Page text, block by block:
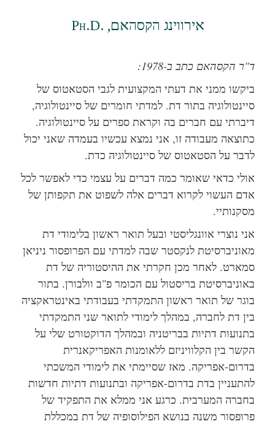
אירווינג הקסהאם, Ph.D.‎
ד"ר הקסהאם כתב ב-1978:
ביקשו ממני את דעתי המקצועית לגבי הסטאטוס של
סיינטולוגיה בתור דת. למדתי חומרים של סיינטולוגיה,
דיברתי עם חברים בה וקראת ספרים על סיינטולוגיה.
כתוצאה מעבודה זו, אני נמצא עכשיו בעמדה שאני יכול
לדבר על הסטאטוס של סיינטולוגיה כדת.
אולי כדאי שאומר כמה דברים על עצמי כדי לאפשר לכל
אדם העשוי לקרוא דברים אלה לשפוט את תקפותן של
מסקנותיי.
אני נוצרי אוונגליסטי ובעל תואר ראשון בלימודי דת
מאוניברסיטת לנקסטר שבה למדתי עם הפרופסור ניניאן
סמארט. לאחר מכן חקרתי את ההיסטוריה של דת
באוניברסיטת בריסטול עם הכומר פ"ב וולבורן. בתור
בוגר של תואר ראשון התמקדתי בעבודתי באינטראקציה
בין דת לחברה, במהלך לימודי לתואר שני התמקדתי
בתנועות דתיות בבריטניה ובמהלך הדוקטורט שלי על
הקשר בין הקלוויניזם ללאומנות האפריקאנרית
בדרום-אפריקה. מאז שסיימתי את לימודי המשכתי
להתעניין בדת בדרום-אפריקה ובתנועות דתיות חדשות
בחברה המערבית. כרגע אני ממלא את התפקיד של
פרופסור משנה בנושא הפילוסופיה של דת במכללת